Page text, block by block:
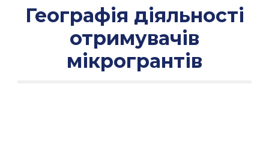
Географія діяльності
отримувачів
мікрогрантів